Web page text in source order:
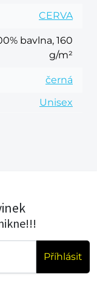
CERVA
bavlna, 160
g/m²
černá
Unisex
Příhlásit